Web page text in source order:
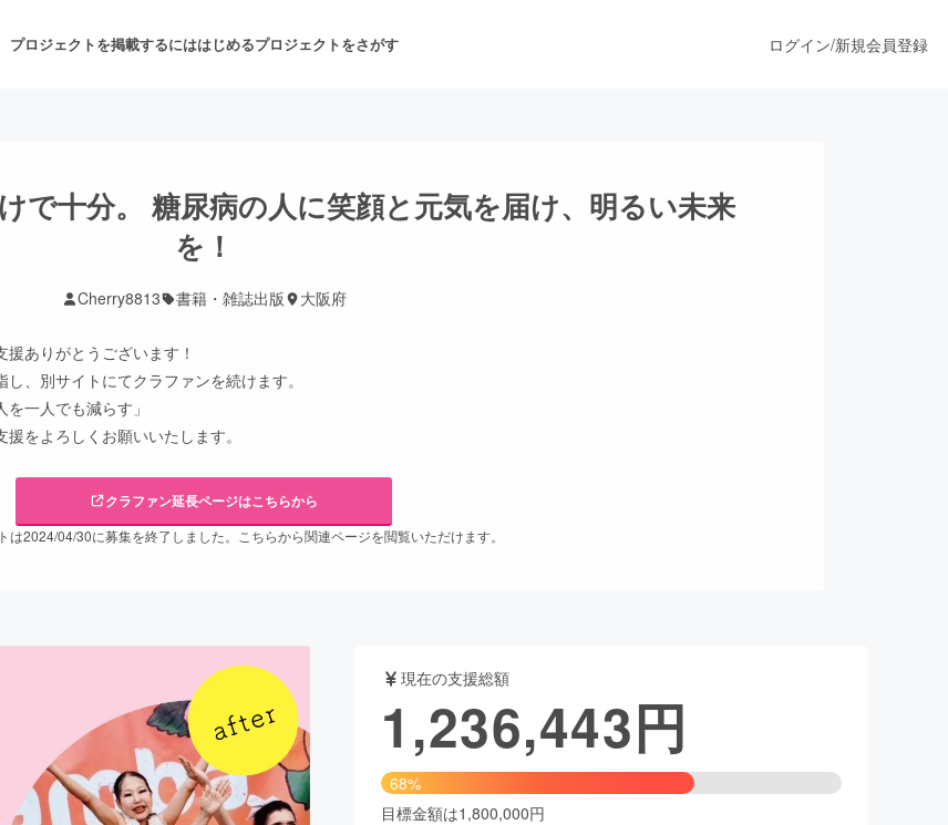
プロジェクトを掲載するにははじめるプロジェクトをさがす
ターン 注目の新着プロジェクト 募集終了が近いプロジェクトもうすぐ公開されます
・雑誌出版 アニメ・漫画
ログイン/新規会員登録
で十分。 糖尿病の人に笑顔と元気を届け、明るい未来
を！
Cherry8813 書籍・雑誌出版 大阪府
ありがとうございます！
、別サイトにてクラファンを続けます。
一人でも減らす」
をよろしくお願いいたします。
クラファン延長ページはこちらから
は2024/04/30に募集を終了しました。こちらから関連ページを閲覧いただけます。
現在の支援総額
1,236,443円
68%
目標金額は1,800,000円